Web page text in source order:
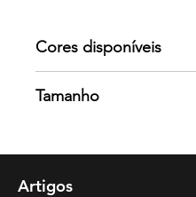
Cores disponíveis
cores
Tamanho
Artigos